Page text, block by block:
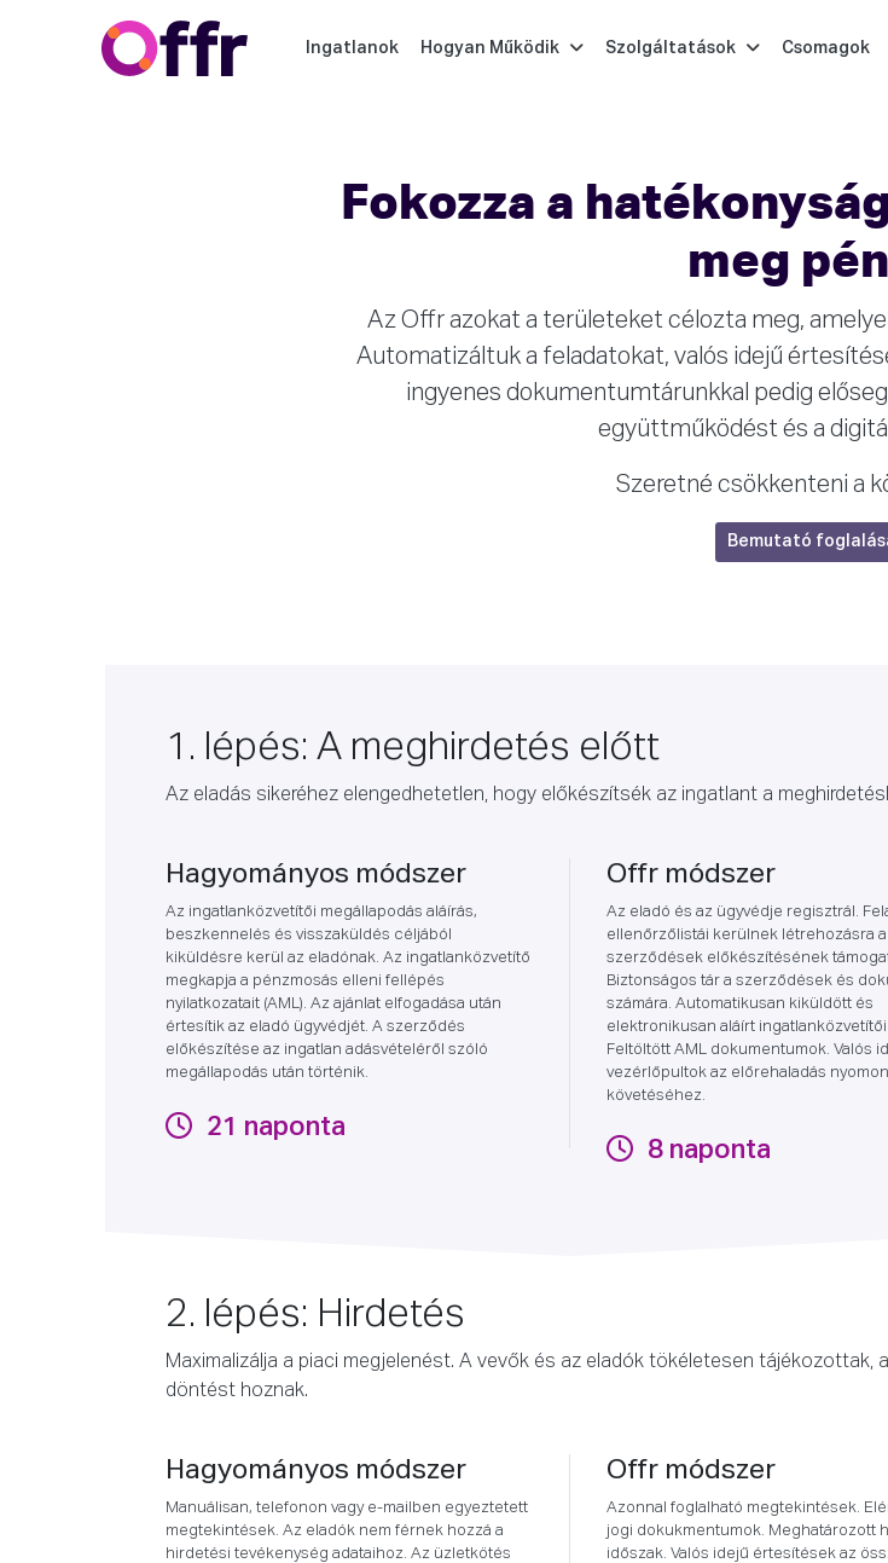
Ingatlanok Hogyan Működik Szolgáltatások Csomagok
Fokozza a
meg
Az Offr azokat a területeket célozta meg,
Automatizáltuk a feladatokat, valós idejű
ingyenes dokumentumtárunkkal pedig
együttműködést és a
Szeretné csökkenteni a
Bemutató
1. lépés: A meghirdetés előtt
Az eladás sikeréhez elengedhetetlen, hogy előkészítsék az ingatlant a
Hagyományos módszer
Az ingatlanközvetítői megállapodás aláírás,
beszkennelés és visszaküldés céljából
kiküldésre kerül az eladónak. Az ingatlanközvetítő
megkapja a pénzmosás elleni fellépés
nyilatkozatait (AML). Az ajánlat elfogadása után
értesítik az eladó ügyvédjét. A szerződés
előkészítése az ingatlan adásvételéről szóló
megállapodás után történik.
21 naponta
Offr módszer
Az eladó és az ügyvédje regisztrál.
ellenőrzőlistái kerülnek létrehozásra a
szerződések előkészítésének
Biztonságos tár a szerződések és
számára. Automatikusan kiküldött és
elektronikusan aláírt
Feltöltött AML dokumentumok. Valós
vezérlőpultok az előrehaladás nyomon
követéséhez.
8 naponta
2. lépés: Hirdetés
Maximalizálja a piaci megjelenést. A vevők és az eladók tökéletesen tájékozottak,
döntést hoznak.
Hagyományos módszer
Manuálisan, telefonon vagy e-mailben egyeztetett
megtekintések. Az eladók nem férnek hozzá a
hirdetési tevékenység adataihoz. Az üzletkötés
Offr módszer
Azonnal foglalható megtekintések.
jogi dokukmentumok. Meghatározott
időszak. Valós idejű értesítések az